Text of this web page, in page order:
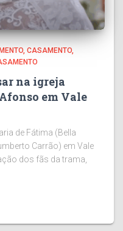
CASAMENTO
na igreja
em Vale
de Fátima (Bella
Carrão) em Vale
dos fãs da trama,